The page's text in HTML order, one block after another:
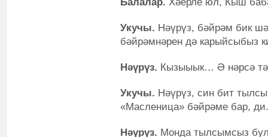
Укучы. Нәүрүз, бәйрәм бик
бәйрәмнәрен дә карыйсыбыз
Нәүрүз. Кызыыык… Ә нәрсә
Укучы. Нәүрүз, син бит
«Масленица» бәйрәме бар,
Нәүрүз. Монда тылсымсыз